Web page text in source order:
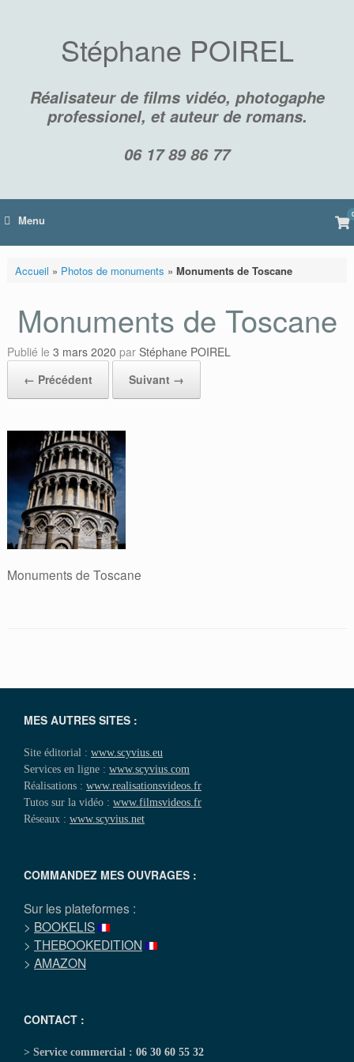
Stéphane POIREL
Réalisateur de films vidéo, photogaphe
professionel, et auteur de romans.
06 17 89 86 77
Menu 0
Accueil » Photos de monuments » Monuments de Toscane
Monuments de Toscane
Publié le 3 mars 2020 par Stéphane POIREL
← Précédent
Suivant →
Monuments de Toscane
MES AUTRES SITES :
Site éditorial : www.scyvius.eu
Services en ligne : www.scyvius.com
Réalisations : www.realisationsvideos.fr
Tutos sur la vidéo : www.filmsvideos.fr
Réseaux : www.scyvius.net
COMMANDEZ MES OUVRAGES :
Sur les plateformes :
> BOOKELIS
> THEBOOKEDITION
> AMAZON
CONTACT :
> Service commercial : 06 30 60 55 32